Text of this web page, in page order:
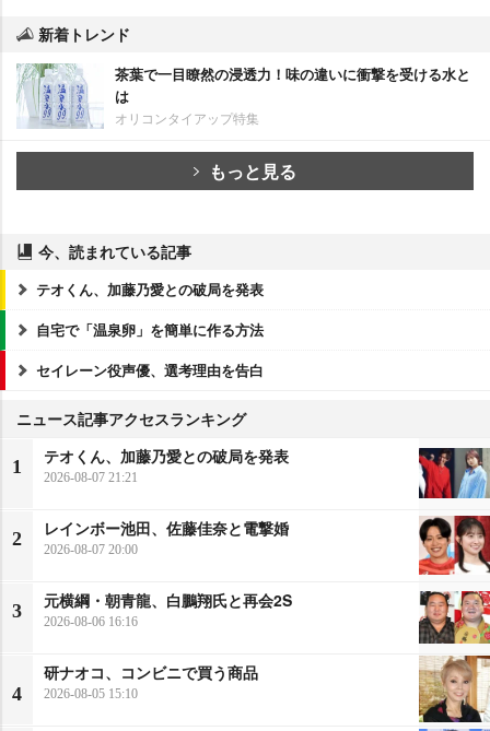
新着トレンド
茶葉で一目瞭然の浸透力！味の違いに衝撃を受ける水と
は
オリコンタイアップ特集
もっと見る
今、読まれている記事
テオくん、加藤乃愛との破局を発表
自宅で「温泉卵」を簡単に作る方法
セイレーン役声優、選考理由を告白
ニュース記事アクセスランキング
1
テオくん、加藤乃愛との破局を発表
2026-08-07 21:21
2
レインボー池田、佐藤佳奈と電撃婚
2026-08-07 20:00
3
元横綱・朝青龍、白鵬翔氏と再会2S
2026-08-06 16:16
4
研ナオコ、コンビニで買う商品
2026-08-05 15:10